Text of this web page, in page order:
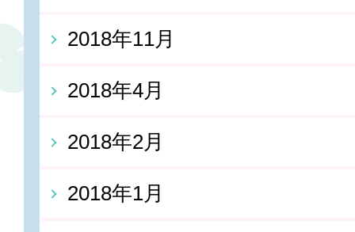
2018年11月
2018年4月
2018年2月
2018年1月